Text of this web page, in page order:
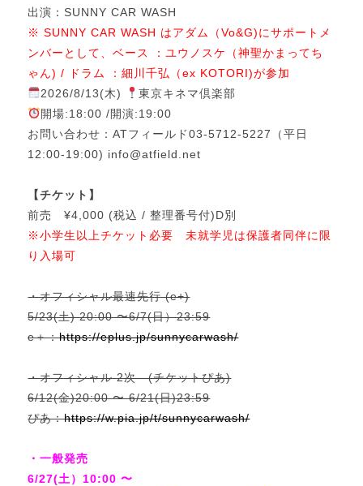
出演：SUNNY CAR WASH
※ SUNNY CAR WASH はアダム（Vo&G)にサポートメ
ンバーとして、ベース ：ユウノスケ（神聖かまってち
ゃん) / ドラム ：細川千弘（ex KOTORI)が参加
2026/8/13(木)
東京キネマ倶楽部
開場:18:00 /開演:19:00
お問い合わせ：ATフィールド03-5712-5227（平日
12:00-19:00) info@atfield.net
【チケット】
前売 ¥4,000 (税込 / 整理番号付)D別
※小学生以上チケット必要 未就学児は保護者同伴に限
り入場可
・オフィシャル最速先行 (e+)
5/23(土) 20:00 〜6/7(日）23:59
e＋：https://eplus.jp/sunnycarwash/
・オフィシャル 2次 (チケットぴあ)
6/12(金)20:00 〜 6/21(日)23:59
ぴあ：https://w.pia.jp/t/sunnycarwash/
・一般発売
6/27(土）10:00 〜